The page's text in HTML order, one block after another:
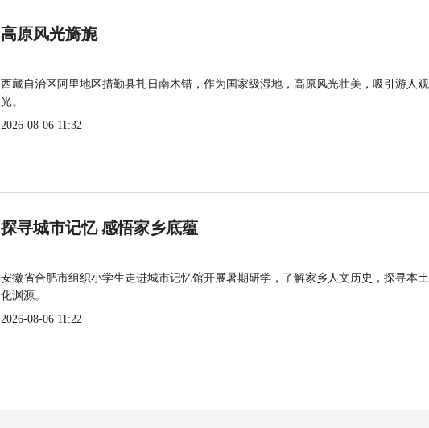
高原风光旖旎
西藏自治区阿里地区措勤县扎日南木错，作为国家级湿地，高原风光壮美，吸引游人观
光。
2026-08-06 11:32
探寻城市记忆 感悟家乡底蕴
安徽省合肥市组织小学生走进城市记忆馆开展暑期研学，了解家乡人文历史，探寻本
化渊源。
2026-08-06 11:22